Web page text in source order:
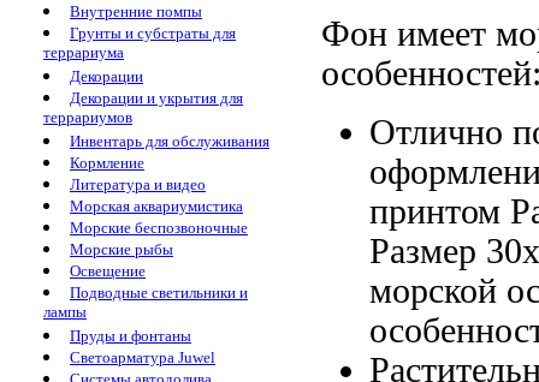
Внутренние помпы
Грунты и субстраты для
террариума
Декорации
Декорации и укрытия для
террариумов
Инвентарь для обслуживания
Кормление
Литература и видео
Морская аквариумистика
Морские беспозвоночные
Морские рыбы
Освещение
Подводные светильники и
лампы
Пруды и фонтаны
Светоарматура Juwel
Фон имеет
Отлично
принтом
Размер
морской